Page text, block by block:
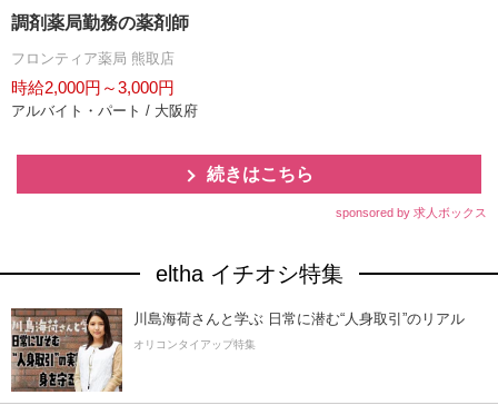
調剤薬局勤務の薬剤師
フロンティア薬局 熊取店
時給2,000円～3,000円
アルバイト・パート / 大阪府
続きはこちら
sponsored by 求人ボックス
eltha イチオシ特集
川島海荷さんと学ぶ 日常に潜む“人身取引”のリアル
オリコンタイアップ特集